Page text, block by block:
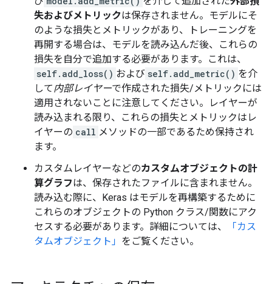
失およびメトリックは保存されません。モデルにそ
のような損失とメトリックがあり、トレーニングを
再開する場合は、モデルを読み込んだ後、これらの
損失を自分で追加する必要があります。これは、
self.add_loss() および self.add_metric() を介
して内部レイヤーで作成された損失/メトリックには
適用されないことに注意してください。レイヤーが
読み込まれる限り、これらの損失とメトリックはレ
イヤーの call メソッドの一部であるため保持され
ます。
カスタムレイヤーなどのカスタムオブジェクトの計
算グラフは、保存されたファイルに含まれません。
読み込む際に、Keras はモデルを再構築するために
これらのオブジェクトの Python クラス/関数にアク
セスする必要があります。詳細については、
「カス
タムオブジェクト」 をご覧ください。